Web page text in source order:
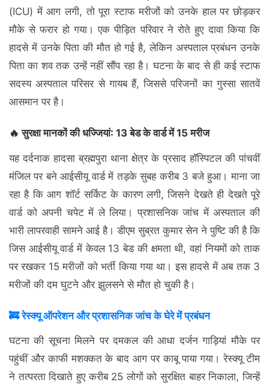
(ICU) में आग लगी, तो पूरा स्टाफ मरीजों को उनके हाल पर छोड़कर
मौके से फरार हो गया। एक पीड़ित परिवार ने रोते हुए दावा किया कि
हादसे में उनके पिता की मौत हो गई है, लेकिन अस्पताल प्रबंधन उनके
पिता का शव तक उन्हें नहीं सौंप रहा है। घटना के बाद से ही कई स्टाफ
सदस्य अस्पताल परिसर से गायब हैं, जिससे परिजनों का गुस्सा सातवें
आसमान पर है।
🔥 सुरक्षा मानकों की धज्जियां: 13 बेड के वार्ड में 15 मरीज
यह दर्दनाक हादसा ब्रह्मपुरा थाना क्षेत्र के प्रसाद हॉस्पिटल की पांचवीं
मंजिल पर बने आईसीयू वार्ड में तड़के सुबह करीब 3 बजे हुआ। माना जा
रहा है कि आग शॉर्ट सर्किट के कारण लगी, जिसने देखते ही देखते पूरे
वार्ड को अपनी चपेट में ले लिया। प्रशासनिक जांच में अस्पताल की
भारी लापरवाही सामने आई है। डीएम सुब्रत कुमार सेन ने पुष्टि की है कि
जिस आईसीयू वार्ड में केवल 13 बेड की क्षमता थी, वहां नियमों को ताक
पर रखकर 15 मरीजों को भर्ती किया गया था। इस हादसे में अब तक 3
मरीजों की दम घुटने और झुलसने से मौत हो चुकी है।
🚒 रेस्क्यू ऑपरेशन और प्रशासनिक जांच के घेरे में प्रबंधन
घटना की सूचना मिलने पर दमकल की आधा दर्जन गाड़ियां मौके पर
पहुंचीं और काफी मशक्कत के बाद आग पर काबू पाया गया। रेस्क्यू टीम
ने तत्परता दिखाते हुए करीब 25 लोगों को सुरक्षित बाहर निकाला, जिन्हें